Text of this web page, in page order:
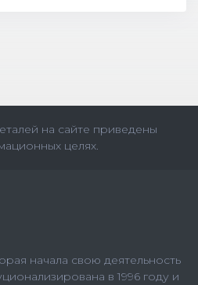
на сайте приведены
целях.
начала свою деятельность
в 1996 году и